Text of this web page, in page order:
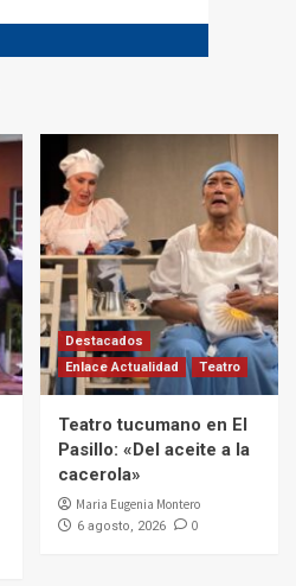
Destacados
Enlace Actualidad
Teatro
Teatro tucumano en El
Pasillo: «Del aceite a la
cacerola»
Maria Eugenia Montero
6 agosto, 2026 0